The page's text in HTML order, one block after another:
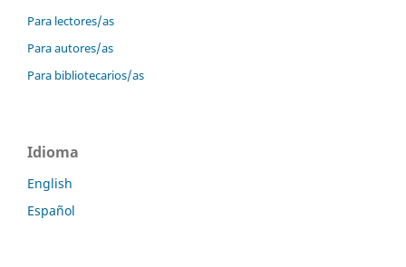
Para lectores/as
Para autores/as
Para bibliotecarios/as
Idioma
English
Español